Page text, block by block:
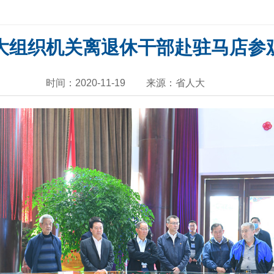
组织机关离退休干部赴驻马店参
时间：2020-11-19 来源：省人大